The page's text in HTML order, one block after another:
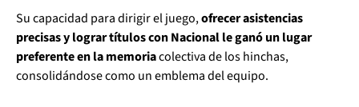
Su capacidad para dirigir el juego,ofrecer asistencias
precisas y lograr títulos con Nacional le ganó un lugar
preferente en la memoriacolectiva de los hinchas,
consolidándose como un emblema del equipo.